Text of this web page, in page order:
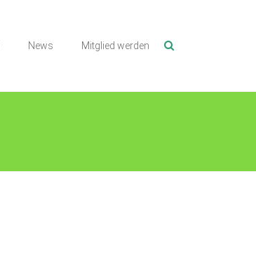
News Mitglied werden